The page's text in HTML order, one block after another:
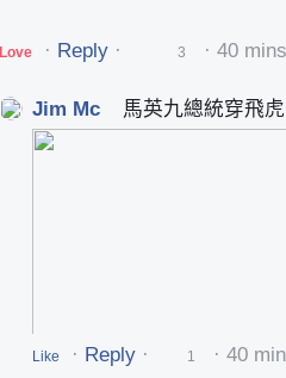
Love · Reply · 3 · 40 mins
Jim Mc Group Admin
馬英九總統穿飛
Like · Reply · 1 · 40